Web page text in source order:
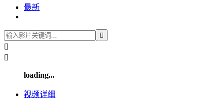
最新



loading...
视频详细